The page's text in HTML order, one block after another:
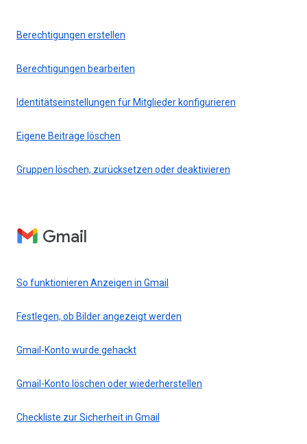
Berechtigungen erstellen
Berechtigungen bearbeiten
Identitätseinstellungen für Mitglieder konfigurieren
Eigene Beiträge löschen
Gruppen löschen, zurücksetzen oder deaktivieren
Gmail
So funktionieren Anzeigen in Gmail
Festlegen, ob Bilder angezeigt werden
Gmail-Konto wurde gehackt
Gmail-Konto löschen oder wiederherstellen
Checkliste zur Sicherheit in Gmail